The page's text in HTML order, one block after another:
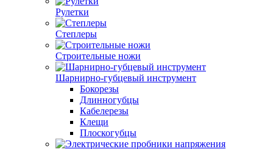
Рулетки
Степлеры
Строительные ножи
Шарнирно-губцевый инструмент
Бокорезы
Длинногубцы
Кабелерезы
Клещи
Плоскогубцы